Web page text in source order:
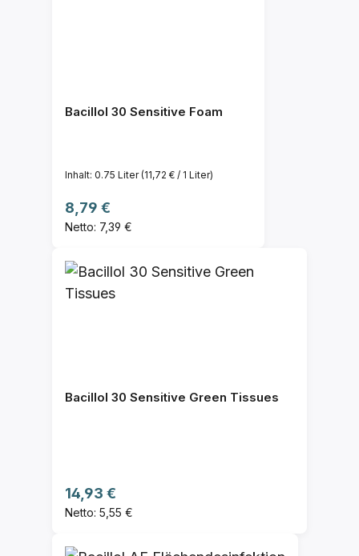
Bacillol 30 Sensitive Foam
Inhalt: 0.75 Liter(11,72 € / 1 Liter)
Regulärer Preis:
8,79 €
Netto: 7,39 €
Bacillol 30 Sensitive Green Tissues
Regulärer Preis:
14,93 €
Netto: 5,55 €